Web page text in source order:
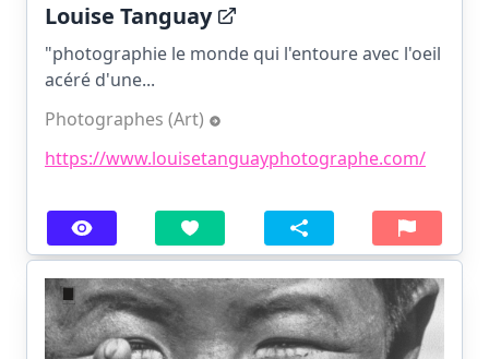
Louise Tanguay
"photographie le monde qui l'entoure avec l'oeil
acéré d'une...
Photographes (Art)
https://www.louisetanguayphotographe.com/